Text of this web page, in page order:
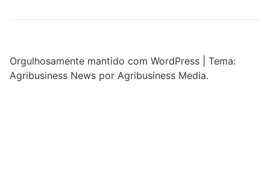
Orgulhosamente mantido com WordPress
Tema:
Agribusiness News por Agribusiness Media.